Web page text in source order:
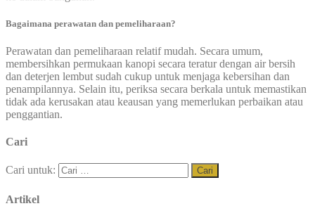
Bagaimana perawatan dan pemeliharaan?
Perawatan dan pemeliharaan relatif mudah. Secara umum,
membersihkan permukaan kanopi secara teratur dengan air bersih
dan deterjen lembut sudah cukup untuk menjaga kebersihan dan
penampilannya. Selain itu, periksa secara berkala untuk memastikan
tidak ada kerusakan atau keausan yang memerlukan perbaikan atau
penggantian.
Cari
Cari untuk:
Artikel